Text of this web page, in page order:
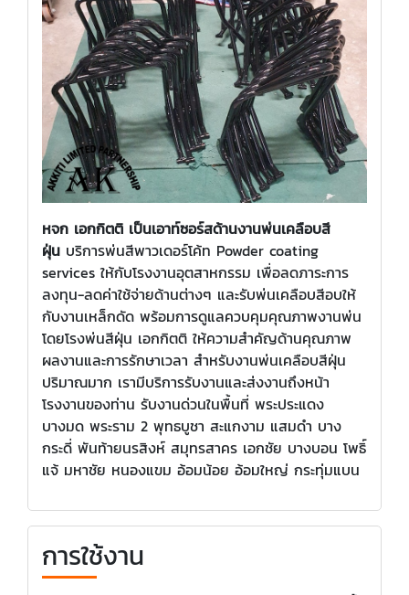
หจก เอกกิตติ เป็นเอาท์ซอร์สด้านงานพ่นเคลือบสี
ฝุ่น บริการพ่นสีพาวเดอร์โค้ท Powder coating
services ให้กับโรงงานอุตสาหกรรม เพื่อลดภาระการ
ลงทุน-ลดค่าใช้จ่ายด้านต่างๆ และรับพ่นเคลือบสีอบให้
กับงานเหล็กดัด พร้อมการดูแลควบคุมคุณภาพงานพ่น
โดยโรงพ่นสีฝุ่น เอกกิตติ ให้ความสำคัญด้านคุณภาพ
ผลงานและการรักษาเวลา สำหรับงานพ่นเคลือบสีฝุ่น
ปริมาณมาก เรามีบริการรับงานและส่งงานถึงหน้า
โรงงานของท่าน รับงานด่วนในพื้นที่ พระประแดง
บางมด พระราม 2 พุทธบูชา สะแกงาม แสมดำ บาง
กระดี่ พันท้ายนรสิงห์ สมุทรสาคร เอกชัย บางบอน โพธิ์
แจ้ มหาชัย หนองแขม อ้อมน้อย อ้อมใหญ่ กระทุ่มแบน
การใช้งาน